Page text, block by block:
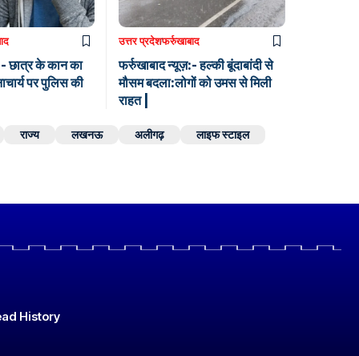
छात्र के कान का
पर पुलिस की
उत्तर प्रदेशफर्रुखाबाद
फर्रुखाबाद न्यूज़:- हल्की बूंदाबांदी से
मौसम बदला:लोगों को उमस से मिली
राहत |
राज्य लखनऊ अलीगढ़ लाइफ स्टाइल
History